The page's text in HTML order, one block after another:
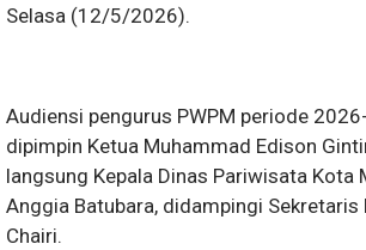
Selasa (12/5/2026).
Audiensi pengurus PWPM periode
dipimpin Ketua Muhammad Edison
langsung Kepala Dinas Pariwisata Kota
Anggia Batubara, didampingi Sekretaris
Chairi.